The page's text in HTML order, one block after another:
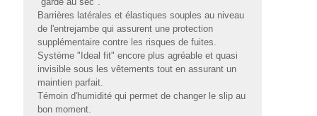
Barrières latérales et élastiques souples au niveau
de l'entrejambe qui assurent une protection
supplémentaire contre les risques de fuites.
Système "Ideal fit" encore plus agréable et quasi
invisible sous les vêtements tout en assurant un
maintien parfait.
Témoin d'humidité qui permet de changer le slip au
bon moment.